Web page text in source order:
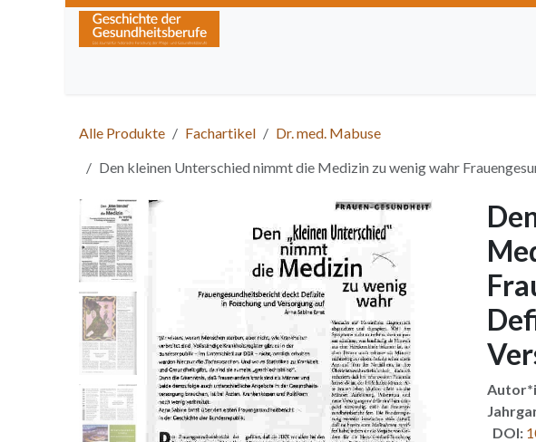
Zum Inhalt springen
Alle Produkte Fachartikel
Dr. med. Mabuse
Den kleinen Unterschied nimmt die Medizin zu wenig wahr
DOI: